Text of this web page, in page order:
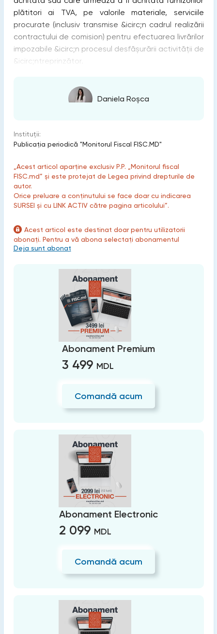
plătitori ai TVA, pe valorile materiale, serviciile
procurate (inclusiv transmise &icirc;n cadrul realizării
contractului de comision) pentru efectuarea livrărilor
impozabile &icirc;n procesul desfăşurării activităţii de
&icirc;ntreprinzător.
Daniela Roșca
Instituții:
Publicaţia periodică "Monitorul Fiscal FISC.MD"
„Acest articol aparține exclusiv P.P. „Monitorul fiscal
FISC.md” și este protejat de Legea privind drepturile de
autor.
Orice preluare a conținutului se face doar cu indicarea
SURSEI și cu LINK ACTIV către pagina articolului”.
Acest articol este destinat doar pentru utilizatorii
abonați. Pentru a vă abona selectați abonamentul
Deja sunt abonat
Abonament Premium
3 499 MDL
Comandă acum
Abonament Electronic
2 099 MDL
Comandă acum